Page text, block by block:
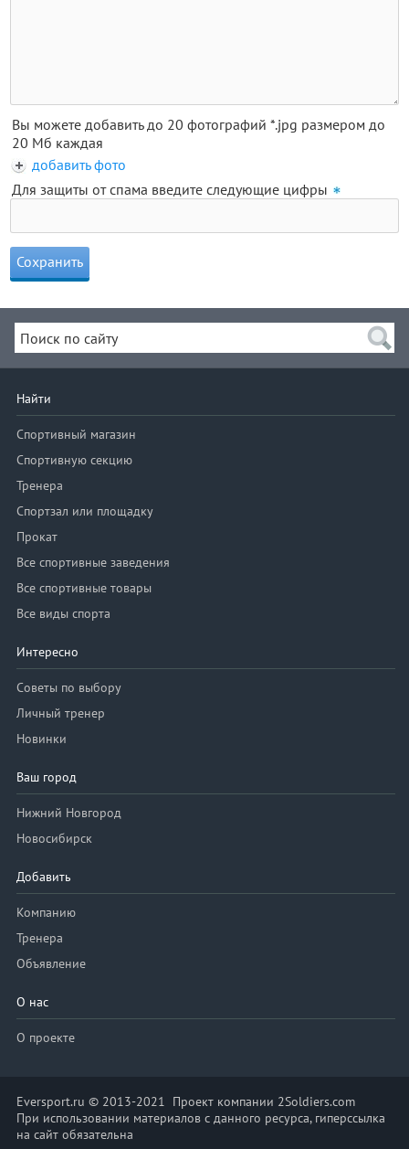
Вы можете добавить до 20 фотографий *.jpg размером до
20 Мб каждая
добавить фото
Для защиты от спама введите следующие цифры
Найти
Спортивный магазин
Спортивную секцию
Тренера
Спортзал или площадку
Прокат
Все спортивные заведения
Все спортивные товары
Все виды спорта
Интересно
Советы по выбору
Личный тренер
Новинки
Ваш город
Нижний Новгород
Новосибирск
Добавить
Компанию
Тренера
Объявление
О нас
О проекте
Eversport.ru © 2013-2021 Проект компании 2Soldiers.com
При использовании материалов с данного ресурса, гиперссылка
на сайт обязательна